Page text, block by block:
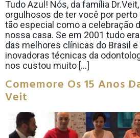
Tudo Azul! Nós, da família
orgulhosos de ter você por
tão especial como a celebração
nossa casa. Se em 2001 tudo
das melhores clínicas do Brasil
inovadoras técnicas da
nos custou muito […]
Comemore Os 15 Anos
Veit